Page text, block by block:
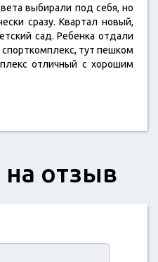
выбирали под себя, но
сразу. Квартал новый,
сад. Ребенка отдали
спорткомплекс, тут пешком
отличный с хорошим
на отзыв